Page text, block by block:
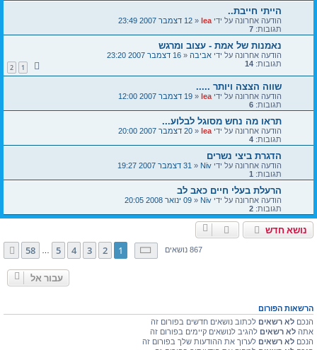
הייתי חייבת..
הודעה אחרונה על ידי lea
«12 דצמבר 2007 23:49
תגובות: 7
נאמנות של אמת - עצוב ומרגש
הודעה אחרונה על ידי אביבה«16 דצמבר 2007 23:20
תגובות: 14
2
שווה הצצה ויותר .....
הודעה אחרונה על ידי lea
«19 דצמבר 2007 12:00
תגובות: 6
תראו מה נחש מסוגל לבלוע...
הודעה אחרונה על ידי lea
«20 דצמבר 2007 20:00
תגובות: 4
הדגרת ביצי נשרים
הודעה אחרונה על ידי Niv
«31 דצמבר 2007 19:27
תגובות: 1
הרעלת בעלי חיים כאב לב
הודעה אחרונה על ידי Niv
«09 ינואר 2008 20:05
תגובות: 2
נושא חדש
867 נושאיםדף1מתוך58
1
2
3
4
5
58 הבא
עבור אל
הרשאות הפורום
הנכם לא רשאיםלכתוב נושאים חדשים בפורום זה
אתהלא רשאיםלהגיב לנושאים קיימים בפורום זה
הנכם לא רשאיםלערוך את ההודעות שלך בפורום זה